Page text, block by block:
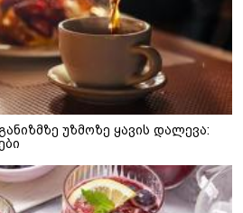
უზმოზე ყავის დალევა: